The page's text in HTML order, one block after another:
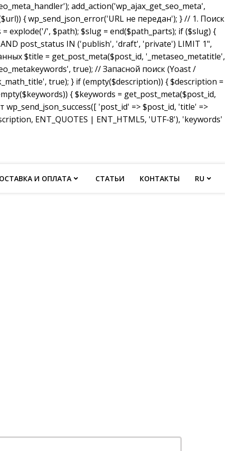
add_action('wp_ajax_get_seo_meta',
{ wp_send_json_error('URL не передан'); } // 1. Поиск
explode('/', $path); $slug = end($path_parts); if ($slug) {
AND post_status IN ('publish', 'draft', 'private') LIMIT 1",
$title = get_post_meta($post_id, '_metaseo_metatitle',
true); // Запасной поиск (Yoast /
true); } if (empty($description)) { $description =
{ $keywords = get_post_meta($post_id,
'post_id' => $post_id, 'title' =>
ENT_QUOTES | ENT_HTML5, 'UTF-8'), 'keywords'
И ОПЛАТА СТАТЬИ КОНТАКТЫ RU